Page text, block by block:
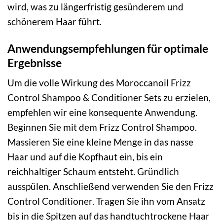
wird, was zu längerfristig gesünderem und
schönerem Haar führt.
Anwendungsempfehlungen für optimale
Ergebnisse
Um die volle Wirkung des Moroccanoil Frizz
Control Shampoo & Conditioner Sets zu erzielen,
empfehlen wir eine konsequente Anwendung.
Beginnen Sie mit dem Frizz Control Shampoo.
Massieren Sie eine kleine Menge in das nasse
Haar und auf die Kopfhaut ein, bis ein
reichhaltiger Schaum entsteht. Gründlich
ausspülen. Anschließend verwenden Sie den Frizz
Control Conditioner. Tragen Sie ihn vom Ansatz
bis in die Spitzen auf das handtuchtrockene Haar